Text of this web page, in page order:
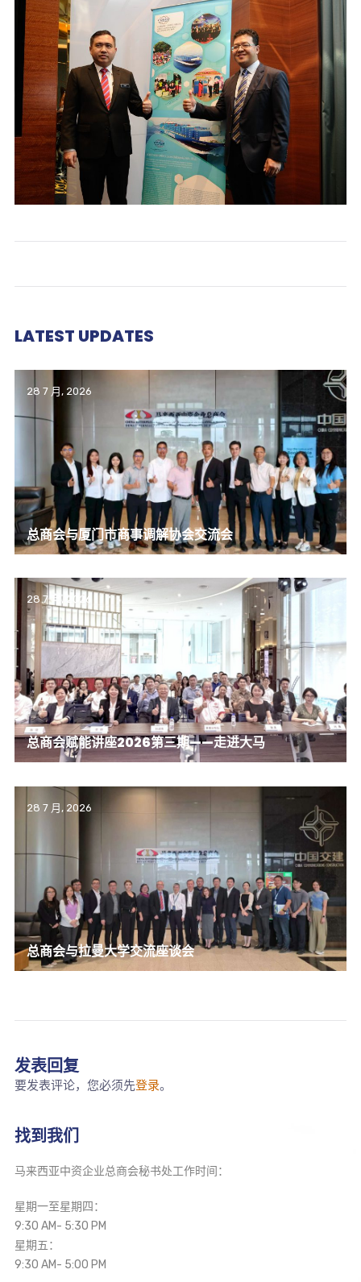
LATEST UPDATES
28 7 月, 2026
总商会与厦门市商事调解协会交流会
28 7 月, 2026
总商会赋能讲座2026第三期——走进大马
28 7 月, 2026
总商会与拉曼大学交流座谈会
发表回复
要发表评论，您必须先登录。
找到我们
马来西亚中资企业总商会秘书处工作时间：
星期一至星期四：
9:30 AM- 5:30 PM
星期五：
9:30 AM- 5:00 PM